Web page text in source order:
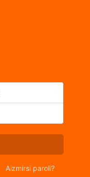
Aizmirsi paroli?